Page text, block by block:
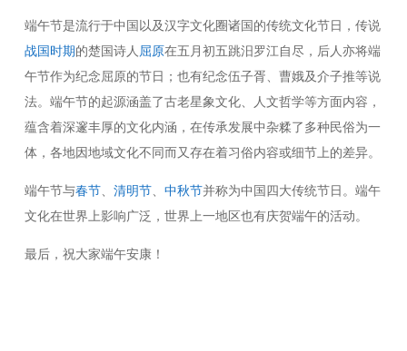
端午节是流行于中国以及汉字文化圈诸国的传统文化节日，传说
战国时期 的楚国诗人 屈原在五月初五跳汨罗江自尽，后人亦将端
午节作为纪念屈原的节日；也有纪念伍子胥、曹娥及介子推等说
法。端午节的起源涵盖了古老星象文化、人文哲学等方面内容，
蕴含着深邃丰厚的文化内涵，在传承发展中杂糅了多种民俗为一
体，各地因地域文化不同而又存在着习俗内容或细节上的差异。
端午节与春节、 清明节、 中秋节并称为中国四大传统节日。端午
文化在世界上影响广泛，世界上一地区也有庆贺端午的活动。
最后，祝大家端午安康！